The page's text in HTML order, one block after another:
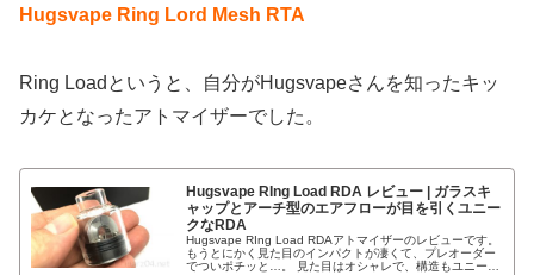
Hugsvape Ring Lord Mesh RTA
Ring Loadというと、自分がHugsvapeさんを知ったキッ
カケとなったアトマイザーでした。
Hugsvape RIng Load RDA レビュー | ガラスキ
ャップとアーチ型のエアフローが目を引くユニー
クなRDA
Hugsvape RIng Load RDAアトマイザーのレビューです。
もうとにかく見た目のインパクトが凄くて、プレオーダー
でついポチッと…。 見た目はオシャレで、構造もユニー